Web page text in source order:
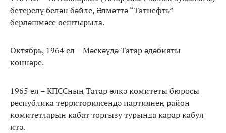
бетерелү белән бәйле, Әлмәттә “Татнефть”
берләшмәсе оештырыла.
Октябрь, 1964 ел – Мәскәүдә Татар әдәбияты
көннәре.
1965 ел – КПССның Татар өлкә комитеты бюросы
республика территориясендә партиянең район
комитетларын кабат торгызу турында карар кабул
итә.